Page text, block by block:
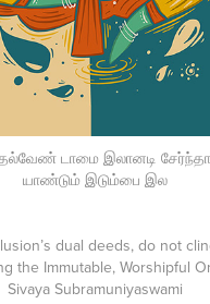
டாமை இலானடி
யாண்டும் இடும்பை இல
dual deeds, do not
the Immutable, Worshipful
Sivaya Subramuniyaswami